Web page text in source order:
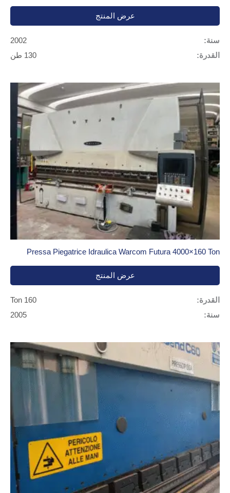
عرض المنتج
سنة:
2002
القدرة:
130 طن
Pressa Piegatrice Idraulica Warcom Futura 4000×160 Ton
عرض المنتج
القدرة:
160 Ton
سنة:
2005